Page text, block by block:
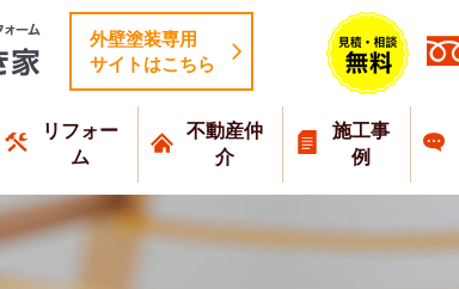
外壁塗装専用
サイトはこちら
リフォー
ム
不動産仲
介
施工事
例